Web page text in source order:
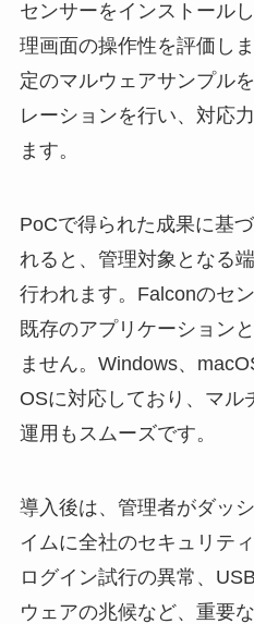
センサーをインストール
理画面の操作性を評価し
定のマルウェアサンプル
レーションを行い、対応
ます。
PoCで得られた成果に基
れると、管理対象となる
行われます。Falconのセ
既存のアプリケーション
ません。Windows、
OSに対応しており、マル
運用もスムーズです。
導入後は、管理者がダッ
イムに全社のセキュリテ
ログイン試行の異常、
ウェアの兆候など、重要